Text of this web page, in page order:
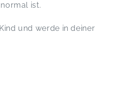
ist.
und werde in deiner